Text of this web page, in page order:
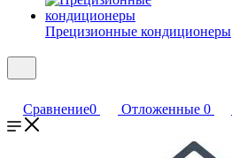
Прецизионные кондиционеры
Сравнение0 Отложенные 0